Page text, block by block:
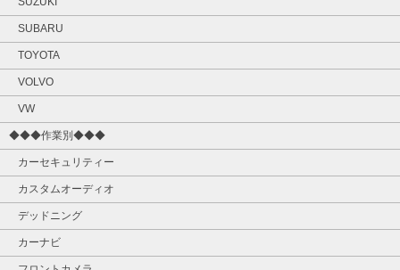
SUBARU
TOYOTA
VOLVO
VW
◆◆◆作業別◆◆◆
カーセキュリティー
カスタムオーディオ
デッドニング
カーナビ